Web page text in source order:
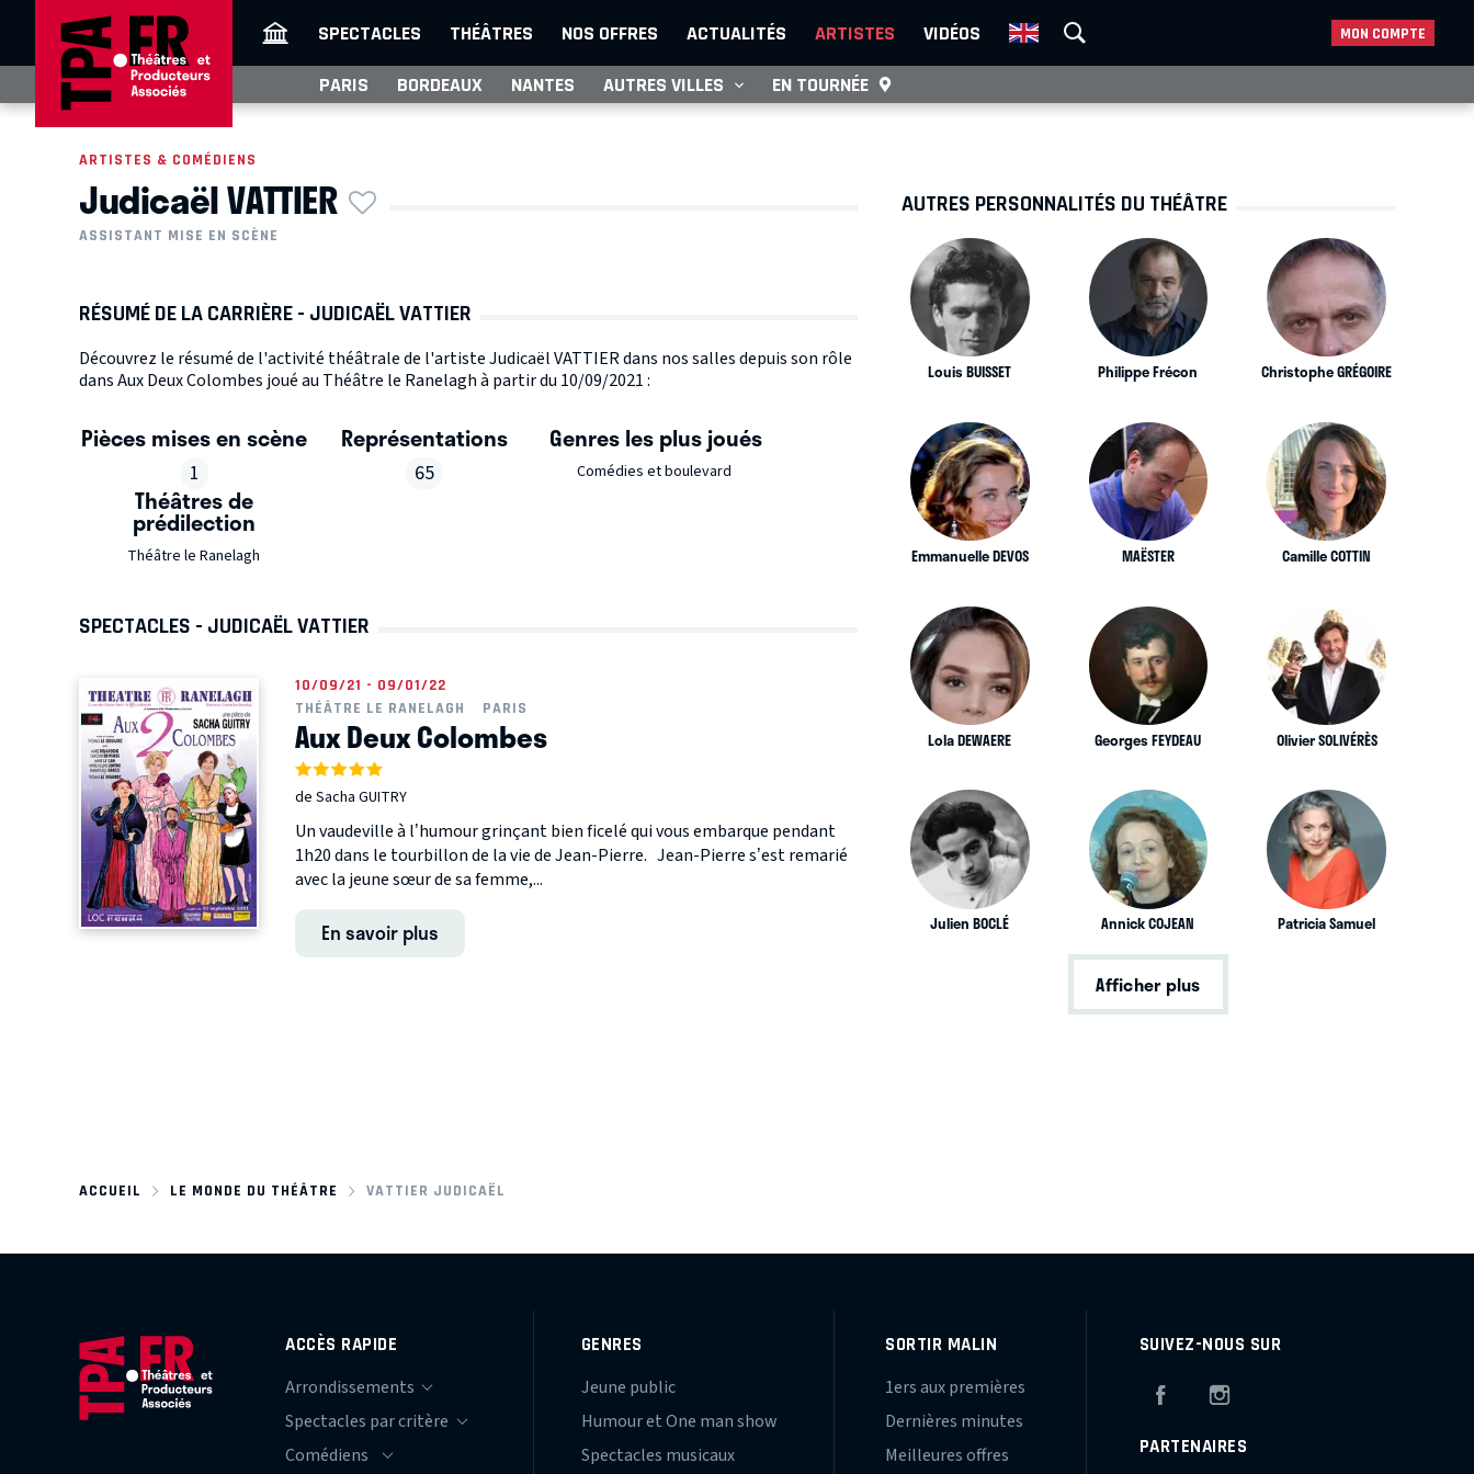
SPECTACLES THÉÂTRES NOS OFFRES ACTUALITÉS ARTISTES VIDÉOS MON COMPTE
PARIS BORDEAUX NANTES AUTRES VILLES EN TOURNÉE
ARTISTES & COMÉDIENS
Judicaël VATTIER
ASSISTANT MISE EN SCÈNE
RÉSUMÉ DE LA CARRIÈRE - JUDICAËL VATTIER
Découvrez le résumé de l'activité théâtrale de l'artiste Judicaël VATTIER dans nos salles depuis son rôle
dans Aux Deux Colombes joué au Théâtre le Ranelagh à partir du 10/09/2021 :
Pièces mises en scène
1
Représentations
65
Genres les plus joués
Comédies et boulevard
Théâtres de
prédilection
Théâtre le Ranelagh
SPECTACLES - JUDICAËL VATTIER
10/09/21 - 09/01/22
THÉÂTRE LE RANELAGH
PARIS
Aux Deux Colombes
de Sacha GUITRY
Un vaudeville à l’humour grinçant bien ficelé qui vous embarque pendant
1h20 dans le tourbillon de la vie de Jean-Pierre. Jean-Pierre s’est remarié
avec la jeune sœur de sa femme,...
En savoir plus
AUTRES PERSONNALITÉS DU THÉÂTRE
Louis BUISSET Philippe Frécon Christophe GRÉGOIRE
Emmanuelle DEVOS MAËSTER Camille COTTIN
Lola DEWAERE Georges FEYDEAU Olivier SOLIVÉRÈS
Julien BOCLÉ Annick COJEAN Patricia Samuel
Afficher plus
ACCUEIL LE MONDE DU THÉÂTRE VATTIER JUDICAËL
ACCÈS RAPIDE GENRES
Jeune public
Humour et One man show
Spectacles musicaux
SORTIR MALIN
1ers aux premières
Dernières minutes
Meilleures offres
SUIVEZ-NOUS SUR
Facebook
PARTENAIRES